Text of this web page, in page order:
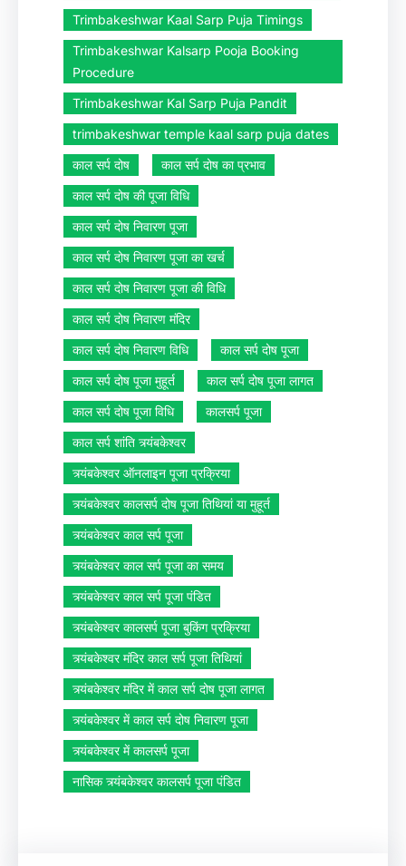
Trimbakeshwar Kaal Sarp Puja Timings
Trimbakeshwar Kalsarp Pooja Booking
Procedure
Trimbakeshwar Kal Sarp Puja Pandit
trimbakeshwar temple kaal sarp puja dates
काल सर्प दोष
काल सर्प दोष का प्रभाव
काल सर्प दोष की पूजा विधि
काल सर्प दोष निवारण पूजा
काल सर्प दोष निवारण पूजा का खर्च
काल सर्प दोष निवारण पूजा की विधि
काल सर्प दोष निवारण मंदिर
काल सर्प दोष निवारण विधि
काल सर्प दोष पूजा
काल सर्प दोष पूजा मुहूर्त
काल सर्प दोष पूजा लागत
काल सर्प दोष पूजा विधि
कालसर्प पूजा
काल सर्प शांति त्र्यंबकेश्वर
त्र्यंबकेश्वर ऑनलाइन पूजा प्रक्रिया
त्र्यंबकेश्वर कालसर्प दोष पूजा तिथियां या मुहूर्त
त्र्यंबकेश्वर काल सर्प पूजा
त्र्यंबकेश्वर काल सर्प पूजा का समय
त्र्यंबकेश्वर काल सर्प पूजा पंडित
त्र्यंबकेश्वर कालसर्प पूजा बुकिंग प्रक्रिया
त्र्यंबकेश्वर मंदिर काल सर्प पूजा तिथियां
त्र्यंबकेश्वर मंदिर में काल सर्प दोष पूजा लागत
त्र्यंबकेश्वर में काल सर्प दोष निवारण पूजा
त्र्यंबकेश्वर में कालसर्प पूजा
नासिक त्र्यंबकेश्वर कालसर्प पूजा पंडित